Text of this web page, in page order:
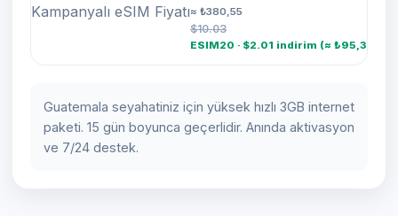
Kampanyalı eSIM Fiyatı≈ ₺380,55
$10.03
ESIM20 · $2.01 indirim (≈ ₺95,37)
Guatemala seyahatiniz için yüksek hızlı 3GB internet
paketi. 15 gün boyunca geçerlidir. Anında aktivasyon
ve 7/24 destek.